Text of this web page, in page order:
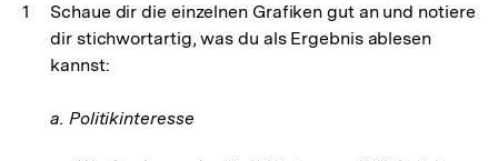
Schaue dir die einzelnen Grafiken gut an und notiere
dir stichwortartig, was du als Ergebnis ablesen
kannst:
a. Politikinteresse